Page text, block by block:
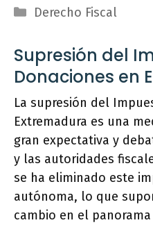
Categorías
Derecho Fiscal
Supresión del
Donaciones en
La supresión del
Extremadura es una
gran expectativa y
y las autoridades
se ha eliminado este
autónoma, lo que
cambio en el